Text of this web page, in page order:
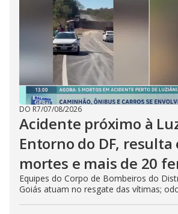
DO R7/07/08/2026
Acidente próximo à
Entorno do DF, resulta
mortes e mais de 20
Equipes do Corpo de Bombeiros do
Goiás atuam no resgate das vítimas;